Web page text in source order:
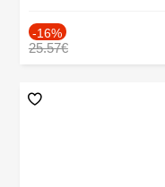
-16%
25.57€